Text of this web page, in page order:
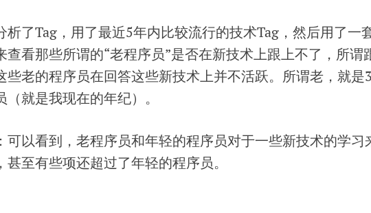
析了Tag，用了最近5年内比较流行的技术Tag，然后用了一
查看那些所谓的“老程序员”是否在新技术上跟上不了，所谓
些老的程序员在回答这些新技术上并不活跃。所谓老，就是
就是我现在的年纪）。
可以看到，老程序员和年轻的程序员对于一些新技术的学习
甚至有些项还超过了年轻的程序员。